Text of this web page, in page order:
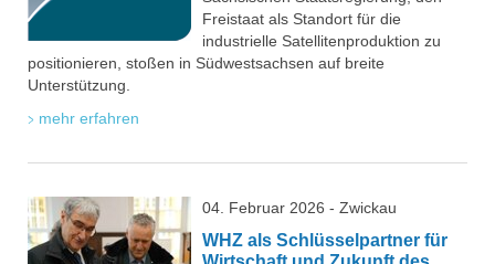
Freistaat als Standort für die
industrielle Satellitenproduktion zu
positionieren, stoßen in Südwestsachsen auf breite
Unterstützung.
mehr erfahren
04. Februar 2026 - Zwickau
WHZ als Schlüsselpartner für